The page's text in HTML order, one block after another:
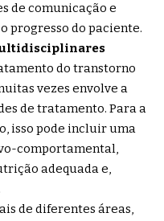
de comunicação e
progresso do paciente.
do transtorno
vezes envolve a
de tratamento. Para a
isso pode incluir uma
comportamental,
adequada e,
de diferentes áreas,